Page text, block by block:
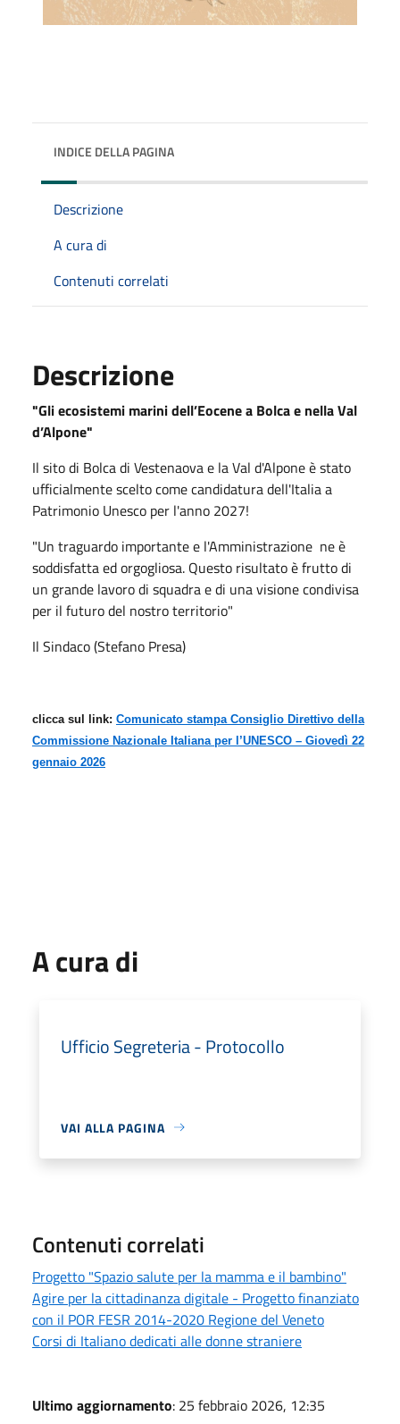
INDICE DELLA PAGINA
Descrizione
A cura di
Contenuti correlati
Descrizione
"Gli ecosistemi marini dell’Eocene a Bolca e nella Val
d’Alpone"
Il sito di Bolca di Vestenaova e la Val d'Alpone è stato
ufficialmente scelto come candidatura dell'Italia a
Patrimonio Unesco per l'anno 2027!
"Un traguardo importante e l'Amministrazione ne è
soddisfatta ed orgogliosa. Questo risultato è frutto di
un grande lavoro di squadra e di una visione condivisa
per il futuro del nostro territorio"
Il Sindaco (Stefano Presa)
clicca sul link: Comunicato stampa Consiglio Direttivo della
Commissione Nazionale Italiana per l’UNESCO – Giovedì 22
gennaio 2026
A cura di
Ufficio Segreteria - Protocollo
VAI ALLA PAGINA
Contenuti correlati
Progetto "Spazio salute per la mamma e il bambino"
Agire per la cittadinanza digitale - Progetto finanziato
con il POR FESR 2014-2020 Regione del Veneto
Corsi di Italiano dedicati alle donne straniere
Ultimo aggiornamento: 25 febbraio 2026, 12:35